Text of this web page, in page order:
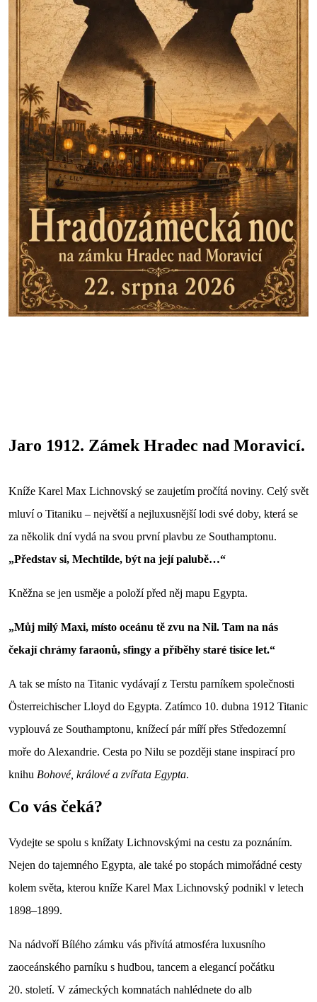
Jaro 1912. Zámek Hradec nad Moravicí.
Kníže Karel Max Lichnovský se zaujetím pročítá noviny. Celý svět
mluví o Titaniku – největší a nejluxusnější lodi své doby, která se
za několik dní vydá na svou první plavbu ze Southamptonu.
„Představ si, Mechtilde, být na její palubě…“
Kněžna se jen usměje a položí před něj mapu Egypta.
„Můj milý Maxi, místo oceánu tě zvu na Nil. Tam na nás
čekají chrámy faraonů, sfingy a příběhy staré tisíce let.“
A tak se místo na Titanic vydávají z Terstu parníkem společnosti
Österreichischer Lloyd do Egypta. Zatímco 10. dubna 1912 Titanic
vyplouvá ze Southamptonu, knížecí pár míří přes Středozemní
moře do Alexandrie. Cesta po Nilu se později stane inspirací pro
knihu Bohové, králové a zvířata Egypta.
Co vás čeká?
Vydejte se spolu s knížaty Lichnovskými na cestu za poznáním.
Nejen do tajemného Egypta, ale také po stopách mimořádné cesty
kolem světa, kterou kníže Karel Max Lichnovský podnikl v letech
1898–1899.
Na nádvoří Bílého zámku vás přivítá atmosféra luxusního
zaoceánského parníku s hudbou, tancem a elegancí počátku
20. století. V zámeckých komnatách nahlédnete do alb